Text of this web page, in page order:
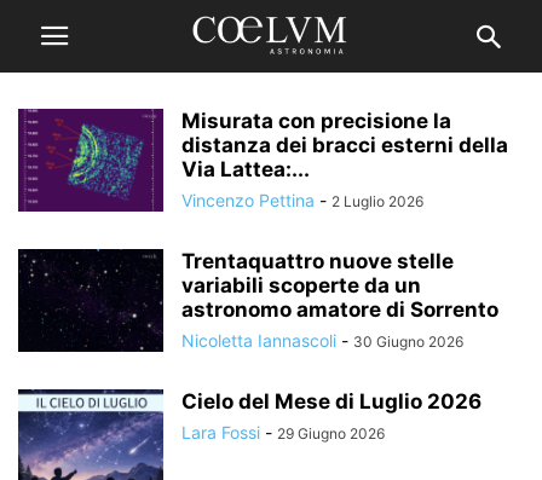
Misurata con precisione la
distanza dei bracci esterni della
Via Lattea:...
Vincenzo Pettina - 2 Luglio 2026
Trentaquattro nuove stelle
variabili scoperte da un
astronomo amatore di Sorrento
Nicoletta Iannascoli - 30 Giugno 2026
Cielo del Mese di Luglio 2026
Lara Fossi - 29 Giugno 2026